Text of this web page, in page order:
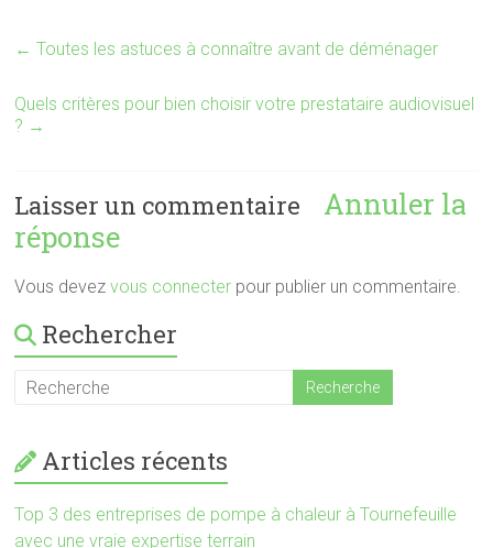
← Toutes les astuces à connaître avant de déménager
Quels critères pour bien choisir votre prestataire audiovisuel
? →
Laisser un commentaire
Annuler la
réponse
Vous devezvous connecter pour publier un commentaire.
Rechercher
Articles récents
Top 3 des entreprises de pompe à chaleur à Tournefeuille
avec une vraie expertise terrain